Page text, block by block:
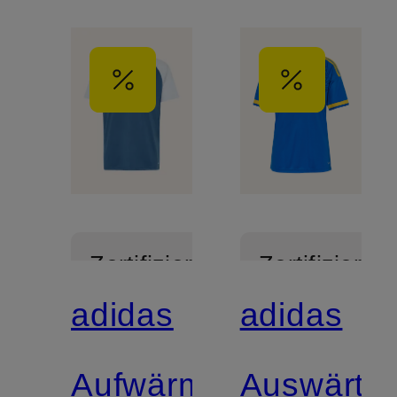
Zertifiziert
Mix &
Match
adidas
Aufwärmtrikot
Zertifiziert
adidas